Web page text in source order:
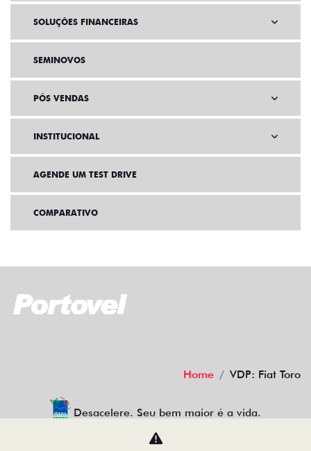
SOLUÇÕES FINANCEIRAS
SEMINOVOS
PÓS VENDAS
INSTITUCIONAL
AGENDE UM TEST DRIVE
COMPARATIVO
Home VDP: Fiat Toro
Desacelere. Seu bem maior é a vida.